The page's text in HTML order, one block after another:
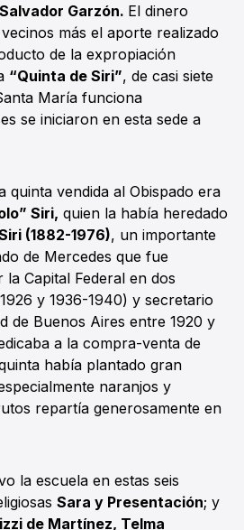
Garzón. El dinero
más el aporte realizado
de la expropiación
“Quinta de Siri”, de casi siete
María funciona
se iniciaron en esta sede a
quinta vendida al Obispado era
Siri, quien la había heredado
(1882-1976), un importante
de Mercedes que fue
Capital Federal en dos
y 1936-1940) y secretario
de Buenos Aires entre 1920 y
a la compra-venta de
había plantado gran
naranjos y
repartía generosamente en
la escuela en estas seis
Sara y Presentación; y
de Martínez, Telma